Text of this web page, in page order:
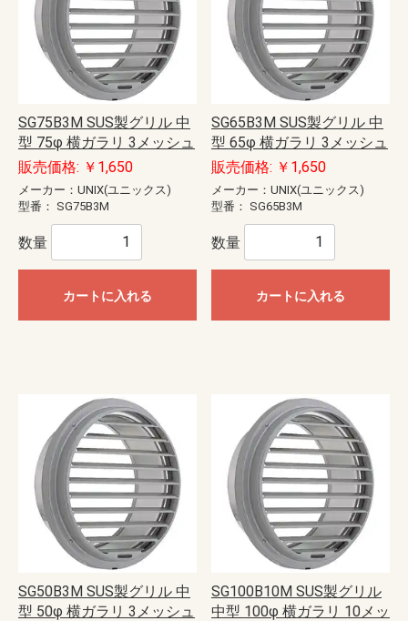
SG75B3M SUS製グリル 中
型 75φ 横ガラリ 3メッシュ
販売価格: ￥1,650
メーカー：UNIX(ユニックス)
型番： SG75B3M
数量
カートに入れる
SG65B3M SUS製グリル 中
型 65φ 横ガラリ 3メッシュ
販売価格: ￥1,650
メーカー：UNIX(ユニックス)
型番： SG65B3M
数量
カートに入れる
SG50B3M SUS製グリル 中
型 50φ 横ガラリ 3メッシュ
SG100B10M SUS製グリル
中型 100φ 横ガラリ 10メッ